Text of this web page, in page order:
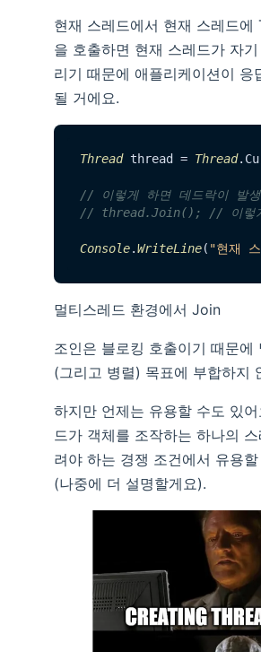
현재 스레드에서 현재 스레드
을 호출하면 현재 스레드가 자
리기 때문에 애플리케이션이 응
될 거에요.
Thread thread = Thread.
// 이렇게 하면 데드락이 발생
// thread.Join(); // 이렇게
Console.WriteLine( "현재
멀티스레드 환경에서 Join
조인은 블로킹 호출이기 때문에
(그리고 병렬) 목표에 부합하지
하지만 언제는 유용할 수도 있
드가 객체를 조작하는 하나의
려야 하는 경쟁 조건에서 유용
(나중에 더 설명할게요).